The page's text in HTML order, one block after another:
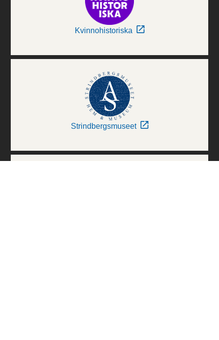
Kvinnohistoriska
Strindbergsmuseet